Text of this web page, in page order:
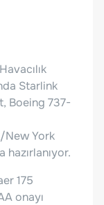
Starlink
Boeing 737-
New York
175
onayı